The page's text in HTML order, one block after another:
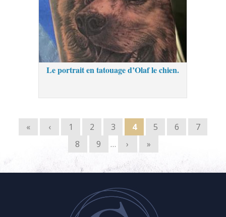
Le portrait en tatouage d’Olaf le chien.
Pages
« ‹ 1 2 3 4 5 6
7
8
9 … › »